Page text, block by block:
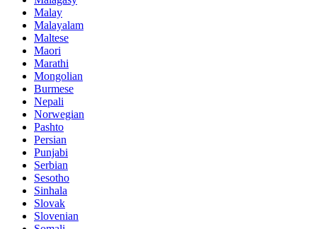
Malay
Malayalam
Maltese
Maori
Marathi
Mongolian
Burmese
Nepali
Norwegian
Pashto
Persian
Punjabi
Serbian
Sesotho
Sinhala
Slovak
Slovenian